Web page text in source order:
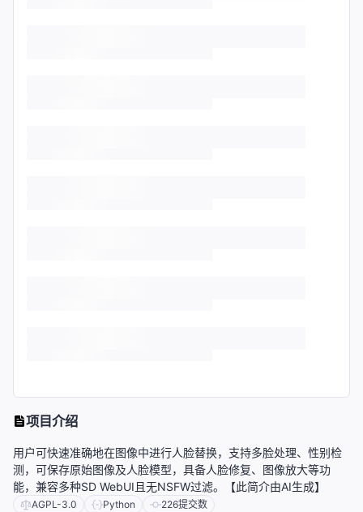
项目介绍
用户可快速准确地在图像中进行人脸替换，支持多脸处理、性别检
测，可保存原始图像及人脸模型，具备人脸修复、图像放大等功
能，兼容多种SD WebUI且无NSFW过滤。【此简介由AI生成】
AGPL-3.0 Python 226提交数